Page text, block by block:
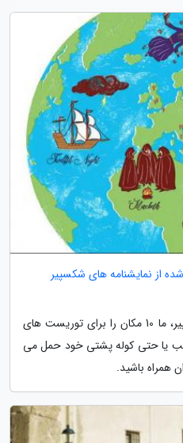
شده از نمایشنامه های شکسپیر
با چهارصدمین سالگرد مرگ شکسپیر، ما 10 مکان را برای توریست های
یا حتی کوله پشتی خود حمل می
همراه باشید.